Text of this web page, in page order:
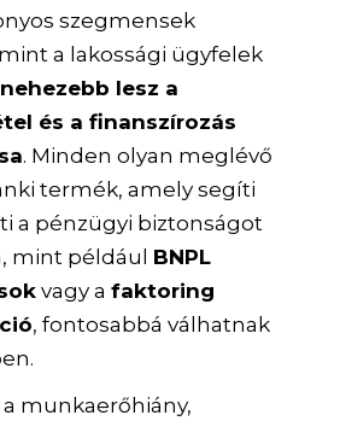
szegmensek
a lakossági ügyfelek
nehezebb lesz a
és a finanszírozás
. Minden olyan meglévő
termék, amely segíti
a pénzügyi biztonságot
mint például BNPL
vagy afaktoring
, fontosabbá válhatnak
a munkaerőhiány,